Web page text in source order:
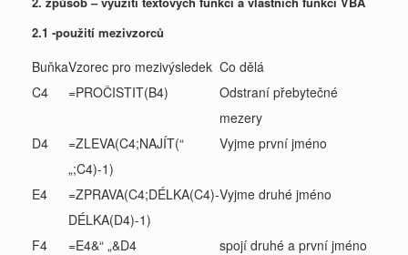
2.1 -použití mezivzorců
BuňkaVzorec pro mezivýsledek Co dělá
C4
=PROČISTIT(B4)
Odstraní přebytečné
mezery
D4
=ZLEVA(C4;NAJÍT(“
„;C4)-1)
Vyjme první jméno
E4
=ZPRAVA(C4;DÉLKA(C4)-
DÉLKA(D4)-1)
Vyjme druhé jméno
F4 =E4&“ „&D4
spojí druhé a první jméno